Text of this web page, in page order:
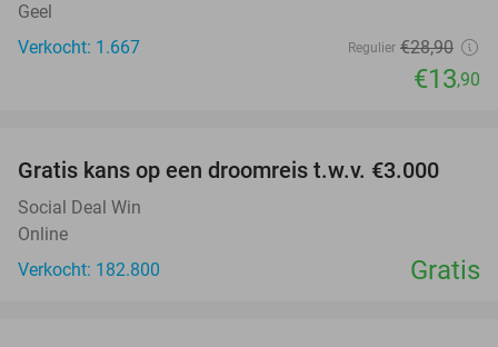
Geel
Verkocht: 1.667
Regulier €28,90
€13,90
Gratis kans op een droomreis t.w.v. €3.000
Social Deal Win
Online
Verkocht: 182.800
Gratis